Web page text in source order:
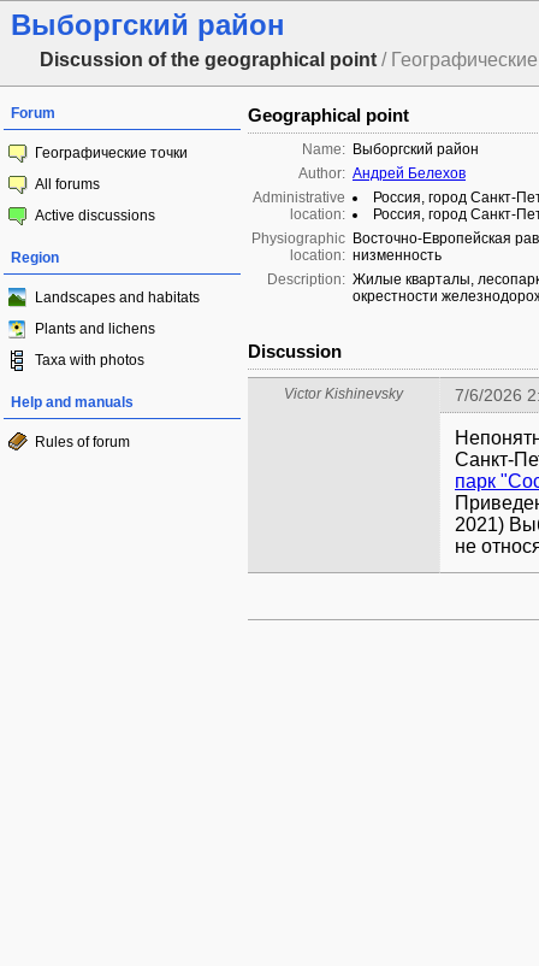
Выборгский район
Discussion of the geographical point /
Forum
Географические точки
All forums
Active discussions
Region
Landscapes and habitats
Plants and lichens
Taxa with photos
Help and manuals
Rules of forum
Geographical point
Name: Выборгский район
Author: Андрей Белехов
Administrative
location:
Россия, город Санкт-
Россия, город Санкт-
Physiographic
location:
Восточно-Европейская
низменность
Description: Жилые кварталы,
окрестности
Discussion
Victor Kishinevsky 7/6/2026
Санкт-
парк
2021)
не